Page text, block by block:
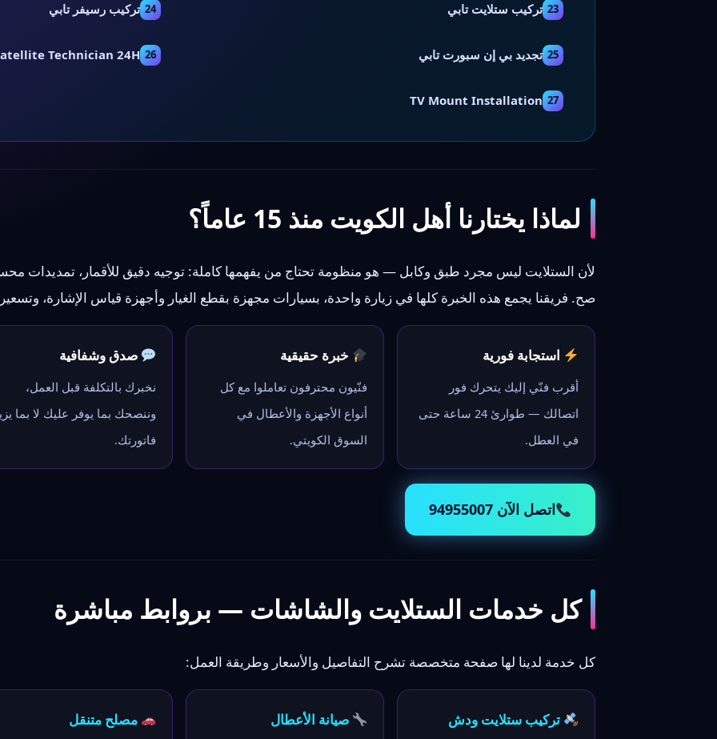
23 تركيب ستلايت تابي 24 تركيب رسيفر تابي
25 تجديد بي إن سبورت تابي 26
Technician 24H
27
TV Mount Installation
لماذا يختارنا أهل الكويت منذ 15 عاماً؟
لأن الستلايت ليس مجرد طبق وكابل — هو منظومة تحتاج من يفهمها كاملة: توجيه دقيق للأقمار، تمديدات
صح. فريقنا يجمع هذه الخبرة كلها في زيارة واحدة، بسيارات مجهزة بقطع الغيار وأجهزة قياس الإشارة،
استجابة فورية
أقرب فنّي إليك يتحرك فور
اتصالك — طوارئ 24 ساعة حتى
في العطل.
خبرة حقيقية
فنّيون محترفون تعاملوا مع كل
أنواع الأجهزة والأعطال في
السوق الكويتي.
صدق وشفافية
نخبرك بالتكلفة قبل العمل،
وننصحك بما يوفر عليك لا بما
فاتورتك.
اتصل الآن 94955007
كل خدمات الستلايت والشاشات — بروابط مباشرة
كل خدمة لدينا لها صفحة متخصصة تشرح التفاصيل والأسعار وطريقة العمل:
تركيب ستلايت ودش صيانة الأعطال مصلح متنقل